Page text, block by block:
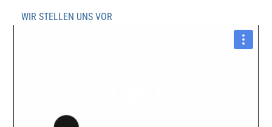
WIR STELLEN UNS VOR